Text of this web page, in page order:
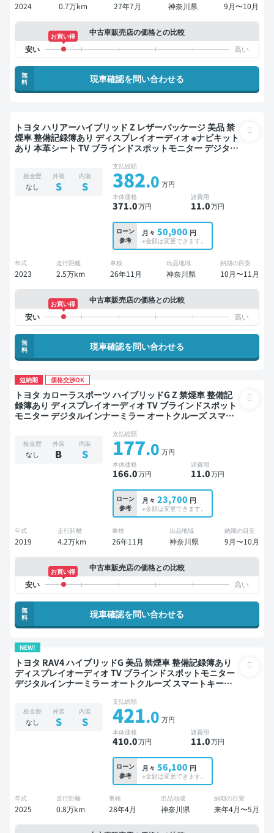
2024 0.7万km 27年7月 神奈川県 9月〜10月
中古車販売店の価格との比較
お買い得
無
料
現車確認を問い合わせる
トヨタ ハリアーハイブリッド Z レザーパッケージ 美品 禁
煙車 整備記録簿あり ディスプレイオーディオ ※ナビキット
あり 本革シート TV ブラインドスポットモニター デジタル
ックドア バックモニター 全方位カメラ ドライブレコーダ
ー 衝突軽減
板金歴
なし
外装
S
内装
S
支払総額
382.0 万円
本体価格
371.0万円
諸費用
11.0万円
ローン
参考
月々 50,900 円
※金額は変更できます。
年式
2023
走行距離
2.5万km
車検
26年11月
出品地域
神奈川県
納期の目安
10月〜11月
中古車販売店の価格との比較
お買い得
無
料
現車確認を問い合わせる
短納期 価格交渉OK
トヨタ カローラスポーツ ハイブリッドG Z 禁煙車 整備記
録簿あり ディスプレイオーディオ TV ブラインドスポット
モニター デジタルインナーミラー オートクルーズ スマー
板金歴
なし
外装
B
内装
S
支払総額
177.0 万円
本体価格
166.0万円
諸費用
11.0万円
ローン
参考
月々 23,700 円
※金額は変更できます。
年式
2019
走行距離
4.2万km
車検
26年11月
出品地域
神奈川県
納期の目安
9月〜10月
中古車販売店の価格との比較
お買い得
無
料
現車確認を問い合わせる
NEW!
トヨタ RAV4 ハイブリッドG 美品 禁煙車 整備記録簿あり
ディスプレイオーディオ TV ブラインドスポットモニター
デジタルインナーミラー オートクルーズ スマートキー
板金歴
なし
外装
S
内装
S
支払総額
421.0 万円
本体価格
410.0万円
諸費用
11.0万円
ローン
参考
月々 56,100 円
※金額は変更できます。
年式
2025
走行距離
0.8万km
車検
28年4月
出品地域
神奈川県
納期の目安
来年4月〜5月